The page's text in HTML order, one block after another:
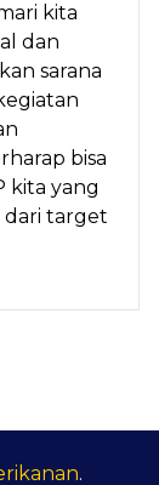
kita
dan
sarana
bisa
kita yang
dari target
.